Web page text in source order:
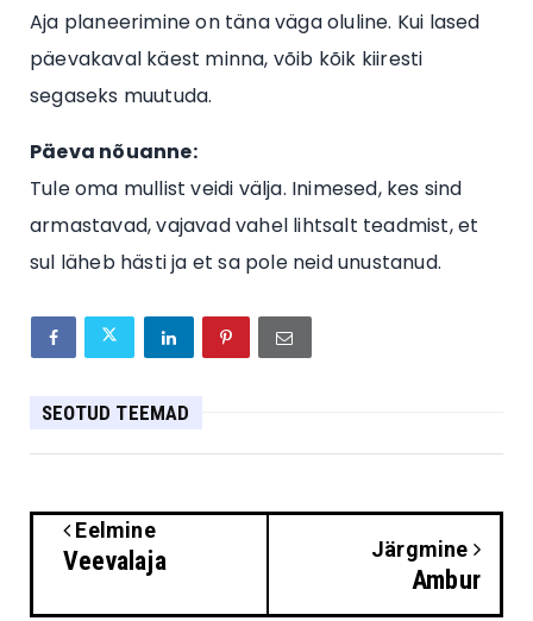
Aja planeerimine on täna väga oluline. Kui lased
päevakaval käest minna, võib kõik kiiresti
segaseks muutuda.
Päeva nõuanne:
Tule oma mullist veidi välja. Inimesed, kes sind
armastavad, vajavad vahel lihtsalt teadmist, et
sul läheb hästi ja et sa pole neid unustanud.
SEOTUD TEEMAD
Eelmine
Veevalaja Järgmine
Ambur